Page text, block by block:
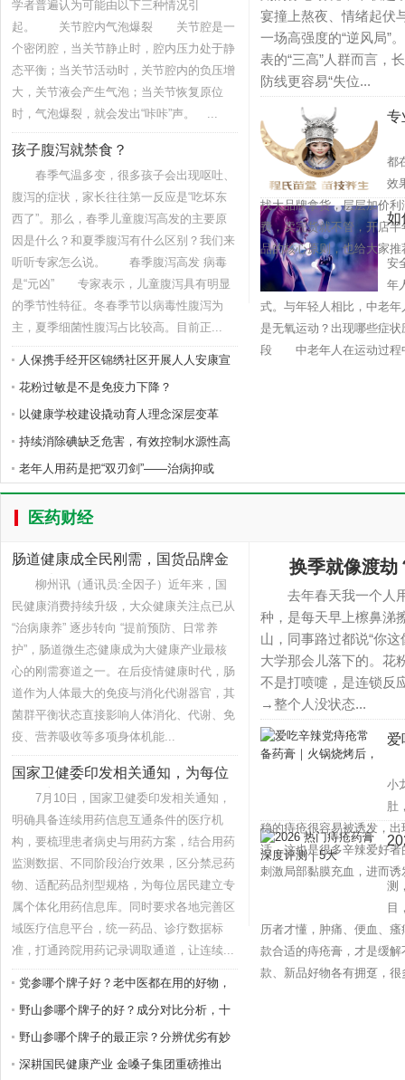
学者普遍认为可能由以下三种情况引
起。 关节腔内气泡爆裂 关节腔是一
个密闭腔，当关节静止时，腔内压力处于静
态平衡；当关节活动时，关节腔内的负压增
大，关节液会产生气泡；当关节恢复原位
时，气泡爆裂，就会发出“咔咔”声。 ...
孩子腹泻就禁食？
春季气温多变，很多孩子会出现呕吐、
腹泻的症状，家长往往第一反应是“吃坏东
西了”。那么，春季儿童腹泻高发的主要原
因是什么？和夏季腹泻有什么区别？我们来
听听专家怎么说。 春季腹泻高发 病毒
是“元凶” 专家表示，儿童腹泻具有明显
的季节性特征。冬春季节以病毒性腹泻为
主，夏季细菌性腹泻占比较高。目前正...
人保携手经开区锦绣社区开展人人安康宣
花粉过敏是不是免疫力下降？
以健康学校建设撬动育人理念深层变革
持续消除碘缺乏危害，有效控制水源性高
老年人用药是把“双刃剑”——治病抑或
宴撞上熬夜、情绪起伏
一场高强度的“逆风局”
表的“三高”人群而言，
防线更容易“失位...
专
都
效
找大品牌拿货，层层加价
费，卖完货就不管，开店
品的核心原则，也给大家
如
随
安
年
式。与年轻人相比，中老
是无氧运动？出现哪些症
段 中老年人在运动过程
医药财经
肠道健康成全民刚需，国货品牌金
嗓子以
柳州讯（通讯员:全因子）近年来，国
民健康消费持续升级，大众健康关注点已从
“治病康养” 逐步转向 “提前预防、日常养
护”，肠道微生态健康成为大健康产业最核
心的刚需赛道之一。在后疫情健康时代，肠
道作为人体最大的免疫与消化代谢器官，其
菌群平衡状态直接影响人体消化、代谢、免
疫、营养吸收等多项身体机能...
国家卫健委印发相关通知，为每位
居民建
7月10日，国家卫健委印发相关通知，
明确具备连续用药信息互通条件的医疗机
构，要梳理患者病史与用药方案，结合用药
监测数据、不同阶段治疗效果，区分禁忌药
物、适配药品剂型规格，为每位居民建立专
属个体化用药信息库。同时要求各地完善区
域医疗信息平台，统一药品、诊疗数据标
准，打通跨院用药记录调取通道，让连续...
党参哪个牌子好？老中医都在用的好物，
野山参哪个牌子的好？成分对比分析，十
野山参哪个牌子的最正宗？分辨优劣有妙
深耕国民健康产业 金嗓子集团重磅推出
换季就像渡劫
去年春天我一个人用
种，是每天早上檫鼻涕
山，同事路过都说“你
大学那会儿落下的。花
不是打喷嚏，是连锁
→整个人没状态...
爱
小
肚
稳的痔疮很容易被诱发，
适，这也是很多辛辣爱好
刺激局部黏膜充血，进而
测
目
历者才懂，肿痛、便血、
款合适的痔疮膏，才是缓
款、新品好物各有拥趸，很